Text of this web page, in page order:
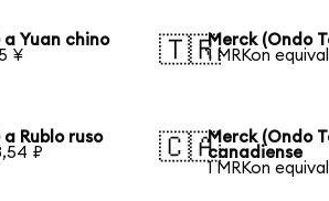
a Yuan chino
¥
🇹🇷Merck (Ondo
1 MRKon
Rublo ruso
₽
🇨🇦Merck (Ondo
canadiense
1 MRKon